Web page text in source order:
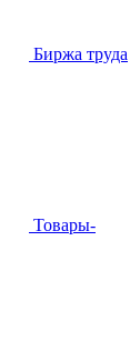
Биржа труда
Товары-